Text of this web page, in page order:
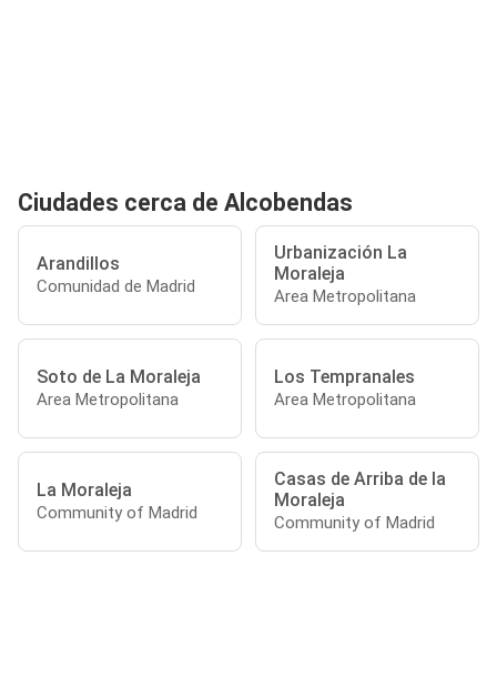
Ciudades cerca de Alcobendas
Arandillos
Comunidad de Madrid
Urbanización La
Moraleja
Area Metropolitana
Soto de La Moraleja
Area Metropolitana
Los Tempranales
Area Metropolitana
La Moraleja
Community of Madrid
Casas de Arriba de la
Moraleja
Community of Madrid